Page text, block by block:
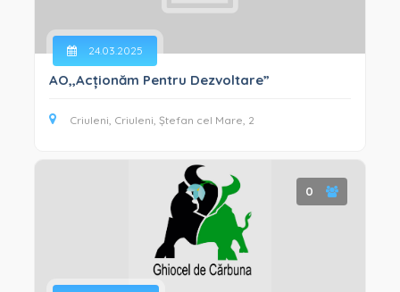
24.03.2025
AO,,Acționăm Pentru Dezvoltare”
Criuleni, Criuleni, Ștefan cel Mare, 2
0